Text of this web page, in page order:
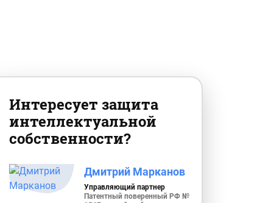
Интересует защита
интеллектуальной
собственности?
Дмитрий Марканов
Управляющий партнер
Патентный поверенный РФ №